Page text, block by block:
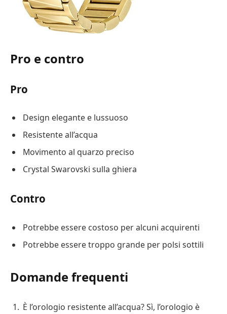
Pro e contro
Pro
Design elegante e lussuoso
Resistente all’acqua
Movimento al quarzo preciso
Crystal Swarovski sulla ghiera
Contro
Potrebbe essere costoso per alcuni acquirenti
Potrebbe essere troppo grande per polsi sottili
Domande frequenti
È l’orologio resistente all’acqua? Sì, l’orologio è